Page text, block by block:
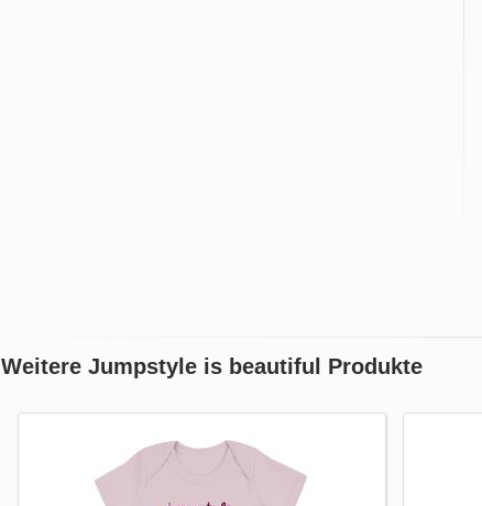
Weitere Jumpstyle is beautiful Produkte